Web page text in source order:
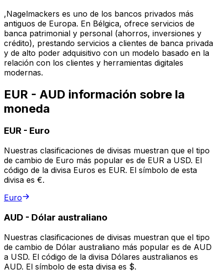
,Nagelmackers es uno de los bancos privados más
antiguos de Europa. En Bélgica, ofrece servicios de
banca patrimonial y personal (ahorros, inversiones y
crédito), prestando servicios a clientes de banca privada
y de alto poder adquisitivo con un modelo basado en la
relación con los clientes y herramientas digitales
modernas.
EUR - AUD información sobre la
moneda
EUR - Euro
Nuestras clasificaciones de divisas muestran que el tipo
de cambio de Euro más popular es de EUR a USD. El
código de la divisa Euros es EUR. El símbolo de esta
divisa es €.
Euro
AUD - Dólar australiano
Nuestras clasificaciones de divisas muestran que el tipo
de cambio de Dólar australiano más popular es de AUD
a USD. El código de la divisa Dólares australianos es
AUD. El símbolo de esta divisa es $.